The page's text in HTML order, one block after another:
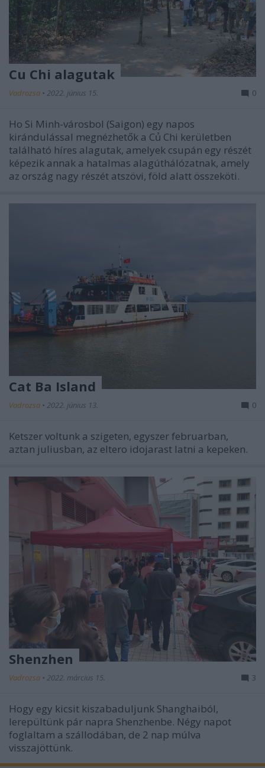
Cu Chi alagutak
Vadrozsa • 2022. június 15. 0
Ho Si Minh-városbol (Saigon) egy napos
kirándulással megnézhetők a Củ Chi kerületben
található híres alagutak, amelyek csupán egy részét
képezik annak a hatalmas alagúthálózatnak, amely
az ország nagy részét atszövi, föld alatt összeköti.
Cat Ba Island
Vadrozsa • 2022. június 13. 0
Ketszer voltunk a szigeten, egyszer februarban,
aztan juliusban, az eltero idojarast latni a kepeken.
Shenzhen
Vadrozsa • 2022. március 15. 3
Hogy egy kicsit kiszabaduljunk Shanghaiból,
lerepültünk pár napra Shenzhenbe. Négy napot
foglaltam a szállodában, de 2 nap múlva
visszajöttünk.